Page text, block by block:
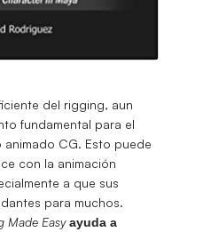
del rigging, aun
fundamental para el
CG. Esto puede
con la animación
a que sus
para muchos.
Made Easy ayuda a